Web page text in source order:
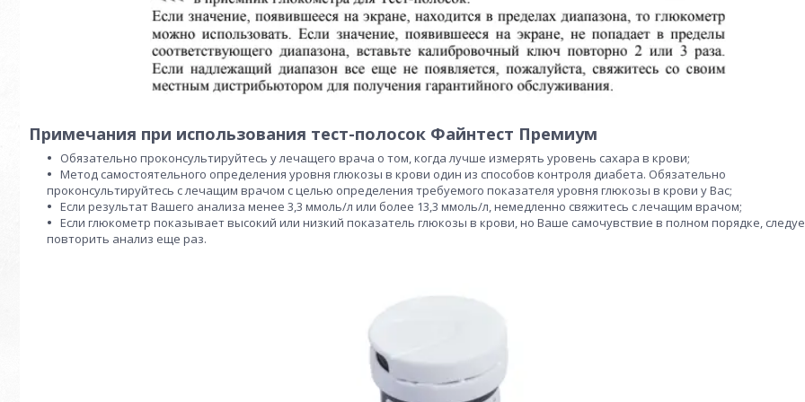
Примечания при использования тест-полосок Файнтест Премиум
Обязательно проконсультируйтесь у лечащего врача о том, когда лучше измерять уровень сахара в крови;
Метод самостоятельного определения уровня глюкозы в крови один из способов контроля диабета. Обязательно
проконсультируйтесь с лечащим врачом с целью определения требуемого показателя уровня глюкозы в крови у Вас;
Если результат Вашего анализа менее 3,3 ммоль/л или более 13,3 ммоль/л, немедленно свяжитесь с лечащим врачом;
Если глюкометр показывает высокий или низкий показатель глюкозы в крови, но Ваше самочувствие в полном порядке,
повторить анализ еще раз.